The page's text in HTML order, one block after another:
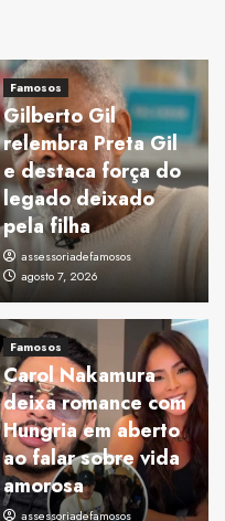
Famosos
Gilberto Gil
relembra Preta Gil
e destaca força do
legado deixado
pela filha
assessoriadefamosos
agosto 7, 2026
Famosos
Carol Nakamura
deixa romance com
Hungria em aberto
ao falar sobre vida
amorosa
assessoriadefamosos